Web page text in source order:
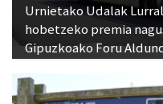
Urnietako Udalak
hobetzeko premia
Gipuzkoako Foru